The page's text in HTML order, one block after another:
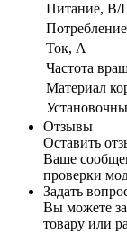
Питание, В/
Ток, А
Частота
Материал
Отзывы
Оставить
Ваше
проверки
Задать
Вы можете
товару или